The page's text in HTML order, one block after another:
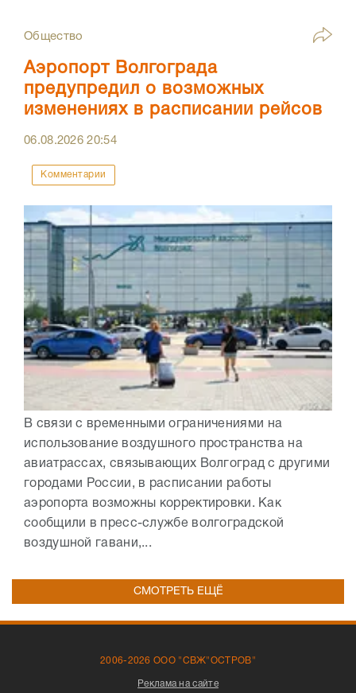
Общество
Аэропорт Волгограда
предупредил о возможных
изменениях в расписании рейсов
06.08.202620:54
Комментарии
В связи с временными ограничениями на
использование воздушного пространства на
авиатрассах, связывающих Волгоград с другими
городами России, в расписании работы
аэропорта возможны корректировки. Как
сообщили в пресс-службе волгоградской
воздушной гавани,...
СМОТРЕТЬ ЕЩЁ
2006-2026 ООО "СВЖ"ОСТРОВ"
Реклама на сайте